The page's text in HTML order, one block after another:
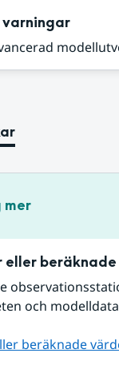
varningar
mer
eller
och
beräknade